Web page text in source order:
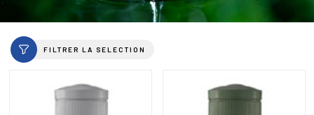
FILTRER LA SELECTION